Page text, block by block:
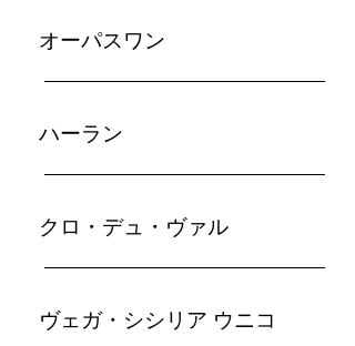
オーパスワン
ハーラン
​クロ・デュ・ヴァル
ヴェガ・シシリア ウニコ